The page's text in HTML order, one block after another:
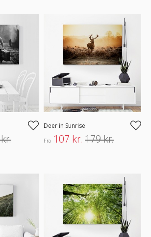
Deer in Sunrise
Fra 107 kr. 179 kr.